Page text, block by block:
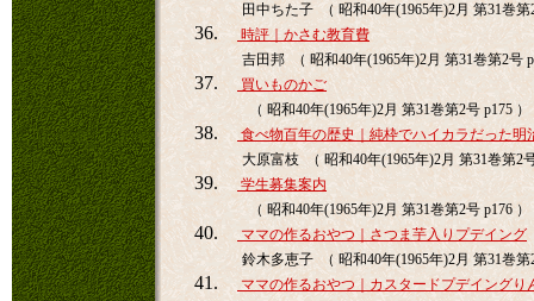
田中ちた子 （ 昭和40年(1965年)2月 第31巻第
36.
時評｜かさむ教育費
吉田邦 （ 昭和40年(1965年)2月 第31巻第2号
37.
買いものかご
（ 昭和40年(1965年)2月 第31巻第2号 p175 ）
38.
食べ物百年の歴史｜純枠でハイカラだった明
大原富枝 （ 昭和40年(1965年)2月 第31巻第2
39.
学生募集案内
（ 昭和40年(1965年)2月 第31巻第2号 p176 ）
40.
ママの作るおやつ｜さつま芋入りプデイング
鈴木多恵子 （ 昭和40年(1965年)2月 第31巻第
41.
ママの作るおやつ｜カスタードプデイングり